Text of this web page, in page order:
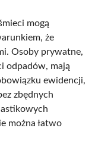
mogą
że
Osoby prywatne,
odpadów, mają
ewidencji,
zbędnych
można łatwo